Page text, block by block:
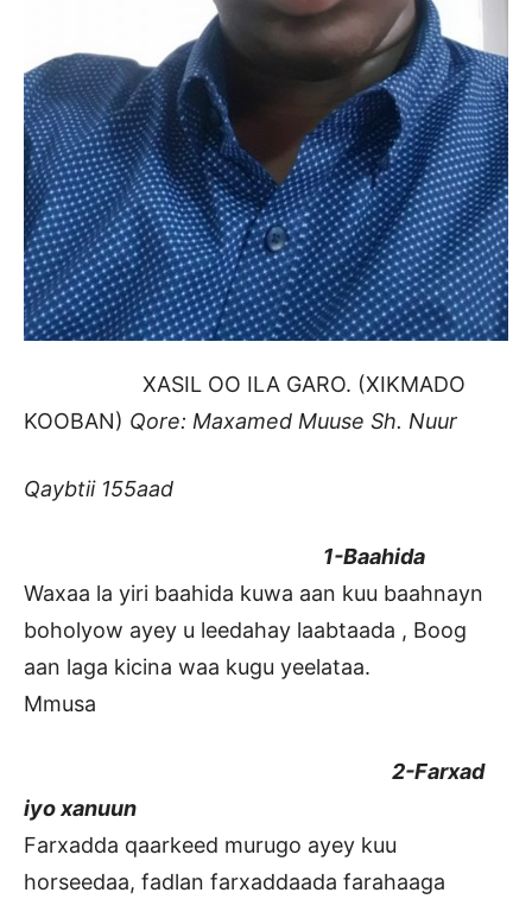
XASIL OO ILA GARO. (XIKMADO
KOOBAN) Qore: Maxamed Muuse Sh. Nuur
Qaybtii 155aad
1-Baahida
Waxaa la yiri baahida kuwa aan kuu baahnayn
boholyow ayey u leedahay laabtaada , Boog
aan laga kicina waa kugu yeelataa.
Mmusa
2-Farxad
iyo xanuun
Farxadda qaarkeed murugo ayey kuu
horseedaa, fadlan farxaddaada farahaaga